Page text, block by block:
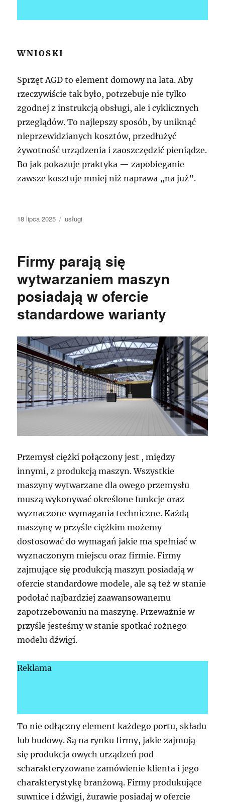
WNIOSKI
Sprzęt AGD to element domowy na lata. Aby
rzeczywiście tak było, potrzebuje nie tylko
zgodnej z instrukcją obsługi, ale i cyklicznych
przeglądów. To najlepszy sposób, by uniknąć
nieprzewidzianych kosztów, przedłużyć
żywotność urządzenia i zaoszczędzić pieniądze.
Bo jak pokazuje praktyka — zapobieganie
zawsze kosztuje mniej niż naprawa „na już”.
Data
18 lipca 2025 Kategorie
usługi
Firmy parają się
wytwarzaniem maszyn
posiadają w ofercie
standardowe warianty
Przemysł ciężki połączony jest , między
innymi, z produkcją maszyn. Wszystkie
maszyny wytwarzane dla owego przemysłu
muszą wykonywać określone funkcje oraz
wyznaczone wymagania techniczne. Każdą
maszynę w przyśle ciężkim możemy
dostosować do wymagań jakie ma spełniać w
wyznaczonym miejscu oraz firmie. Firmy
zajmujące się produkcją maszyn posiadają w
ofercie standardowe modele, ale są też w stanie
podołać najbardziej zaawansowanemu
zapotrzebowaniu na maszynę. Przeważnie w
przyśle jesteśmy w stanie spotkać rożnego
modelu dźwigi.
Reklama
To nie odłączny element każdego portu, składu
lub budowy. Są na rynku firmy, jakie zajmują
się produkcja owych urządzeń pod
scharakteryzowane zamówienie klienta i jego
charakterystykę branżową. Firmy produkujące
suwnice i dźwigi, żurawie posiadaj w ofercie